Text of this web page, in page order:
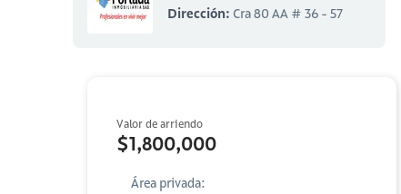
Dirección: Cra 80 AA # 36 - 57
Valor de arriendo
$1,800,000
Área privada: